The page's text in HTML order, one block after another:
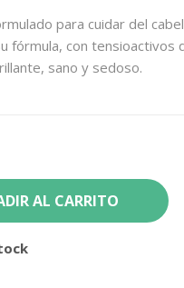
para cuidar del
fórmula, con tensioactivos
sano y sedoso.
AL CARRITO